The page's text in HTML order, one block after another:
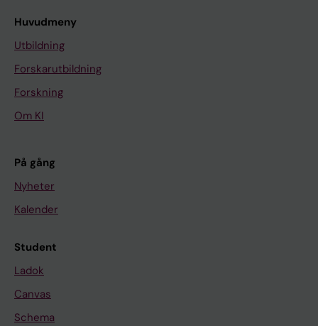
Huvudmeny
Utbildning
Forskarutbildning
Forskning
Om KI
På gång
Nyheter
Kalender
Student
Ladok
Canvas
Schema